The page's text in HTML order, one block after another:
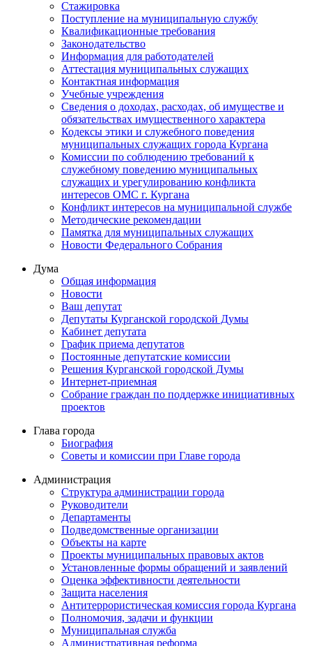
Стажировка
Поступление на муниципальную службу
Квалификационные требования
Законодательство
Информация для работодателей
Аттестация муниципальных служащих
Контактная информация
Учебные учреждения
Сведения о доходах, расходах, об имуществе и
обязательствах имущественного характера
Кодексы этики и служебного поведения
муниципальных служащих города Кургана
Комиссии по соблюдению требований к
служебному поведению муниципальных
служащих и урегулированию конфликта
интересов ОМС г. Кургана
Конфликт интересов на муниципальной службе
Методические рекомендации
Памятка для муниципальных служащих
Новости Федерального Cобрания
Дума
Общая информация
Новости
Ваш депутат
Депутаты Курганской городской Думы
Кабинет депутата
График приема депутатов
Постоянные депутатские комиссии
Решения Курганской городской Думы
Интернет-приемная
Собрание граждан по поддержке инициативных
проектов
Глава города
Биография
Советы и комиссии при Главе города
Администрация
Структура администрации города
Руководители
Департаменты
Подведомственные организации
Объекты на карте
Проекты муниципальных правовых актов
Установленные формы обращений и заявлений
Оценка эффективности деятельности
Защита населения
Антитеррористическая комиссия города Кургана
Полномочия, задачи и функции
Муниципальная служба
Административная реформа